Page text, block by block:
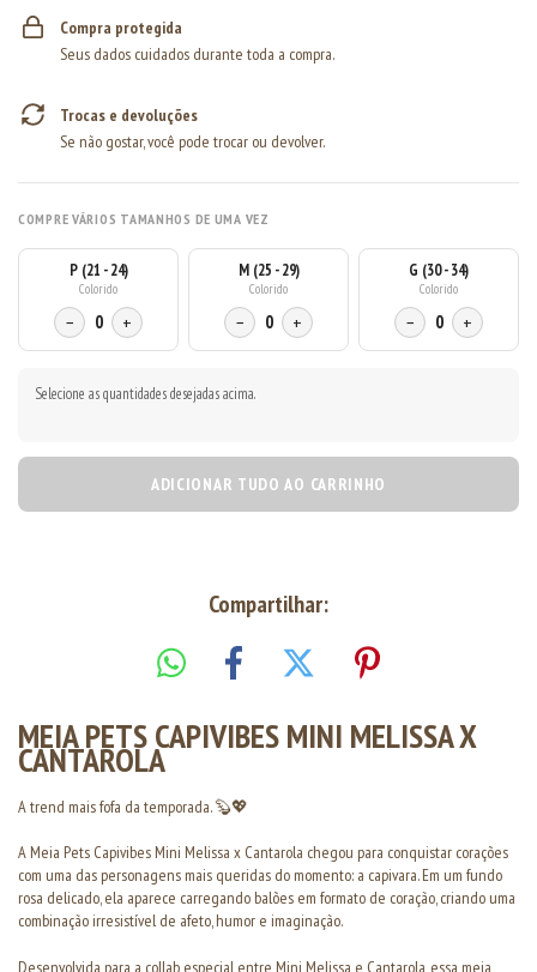
Compra protegida
Seus dados cuidados durante toda a compra.
Trocas e devoluções
Se não gostar, você pode trocar ou devolver.
COMPRE VÁRIOS TAMANHOS DE UMA VEZ
P (21 - 24)
Colorido
− 0 +
M (25 - 29)
Colorido
− 0 +
G (30 - 34)
Colorido
− 0 +
Selecione as quantidades desejadas acima.
ADICIONAR TUDO AO CARRINHO
Compartilhar:
MEIA PETS CAPIVIBES MINI MELISSA X
CANTAROLA
A trend mais fofa da temporada. 🦫💖
A Meia Pets Capivibes Mini Melissa x Cantarola chegou para conquistar corações
com uma das personagens mais queridas do momento: a capivara. Em um fundo
rosa delicado, ela aparece carregando balões em formato de coração, criando uma
combinação irresistível de afeto, humor e imaginação.
Desenvolvida para a collab especial entre Mini Melissa e Cantarola, essa meia